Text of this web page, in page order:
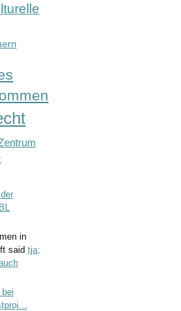
in
said tja;
bei